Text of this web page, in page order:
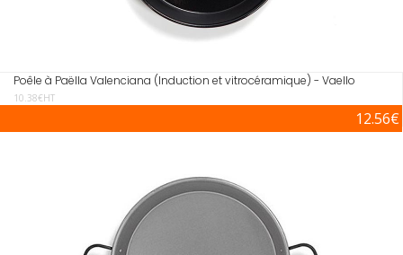
Poêle à Paëlla Valenciana (Induction et vitrocéramique) - Vaello
10.38€HT
12.56€